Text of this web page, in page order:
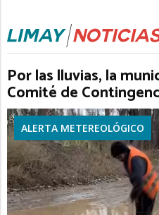
Por las lluvias, la
Comité de
ALERTA METEREOLÓGICO